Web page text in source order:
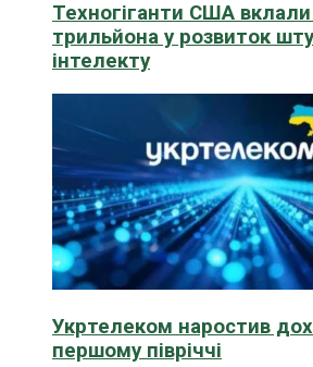
Техногіганти США вклали
трильйона у розвиток
інтелекту
Укртелеком наростив
першому півріччі